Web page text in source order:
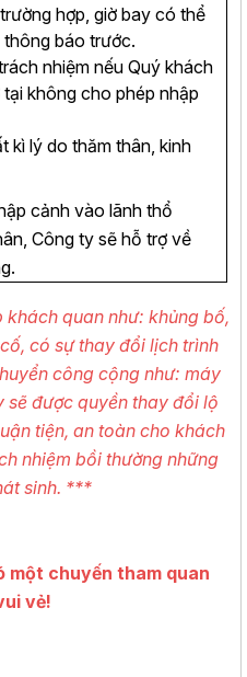
hợp, giờ bay có thể
báo trước.
nhiệm nếu Quý khách
không cho phép nhập
kì lý do thăm thân, kinh
cảnh vào lãnh thổ
Công ty sẽ hỗ trợ về
quan như: khủng bố,
có sự thay đổi lịch trình
công cộng như: máy
được quyền thay đổi lộ
tiện, an toàn cho khách
nhiệm bồi thường những
sinh. ***
một chuyến tham quan
vẻ!